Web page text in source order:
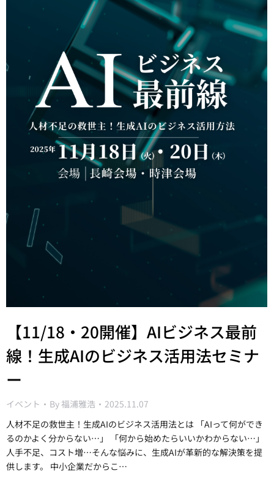
【11/18・20開催】AIビジネス最前
線！生成AIのビジネス活用法セミナ
ー
イベント By福浦雅浩
2025.11.07
人材不足の救世主！生成AIのビジネス活用法とは 「AIって何ができ
るのかよく分からない…」 「何から始めたらいいかわからない…」
人手不足、コスト増…そんな悩みに、生成AIが革新的な解決策を提
供します。 中小企業だからこ…